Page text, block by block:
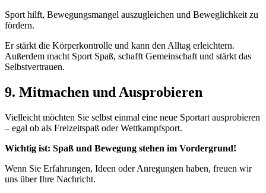
Sport hilft, Bewegungsmangel auszugleichen und Beweglichkeit zu
fördern.
Er stärkt die Körperkontrolle und kann den Alltag erleichtern.
Außerdem macht Sport Spaß, schafft Gemeinschaft und stärkt das
Selbstvertrauen.
9. Mitmachen und Ausprobieren
Vielleicht möchten Sie selbst einmal eine neue Sportart ausprobieren
– egal ob als Freizeitspaß oder Wettkampfsport.
Wichtig ist: Spaß und Bewegung stehen im Vordergrund!
Wenn Sie Erfahrungen, Ideen oder Anregungen haben, freuen wir
uns über Ihre Nachricht.